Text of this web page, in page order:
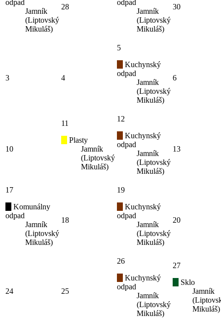
odpad
Jamník
(Liptovský
Mikuláš)
28
odpad
Jamník
(Liptovský
Mikuláš)
30
3 4
5
Kuchynský
odpad
Jamník
(Liptovský
Mikuláš)
6
10
11
Plasty
Jamník
(Liptovský
Mikuláš)
12
Kuchynský
odpad
Jamník
(Liptovský
Mikuláš)
13
17
Komunálny
odpad
Jamník
(Liptovský
Mikuláš)
18
19
Kuchynský
odpad
Jamník
(Liptovský
Mikuláš)
20
24 25
26
Kuchynský
odpad
Jamník
(Liptovský
Mikuláš)
27
Sklo
Jamník
Mikuláš)